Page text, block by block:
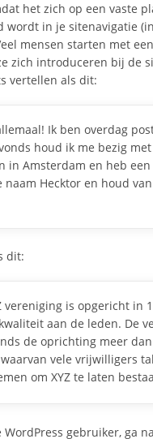
het zich op een vaste
wordt in je sitenavigatie
mensen starten met
zich introduceren bij de
vertellen als dit:
Ik ben overdag
houd ik me bezig
in Amsterdam en heb een
naam Hecktor en houd
dit:
vereniging is opgericht in
aan de leden. De
de oprichting meer
vele vrijwilligers
om XYZ te laten
WordPress gebruiker, ga